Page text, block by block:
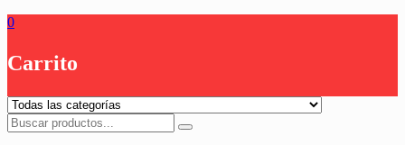
0
Carrito